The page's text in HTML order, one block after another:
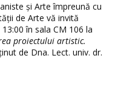
și Arte împreună cu
de Arte vă invită
în sala CM 106 la
proiectului artistic.
de Dna. Lect. univ. dr.